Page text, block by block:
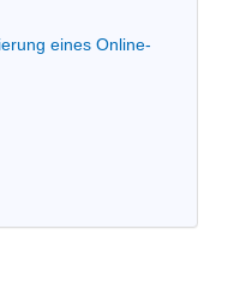
eines Online-